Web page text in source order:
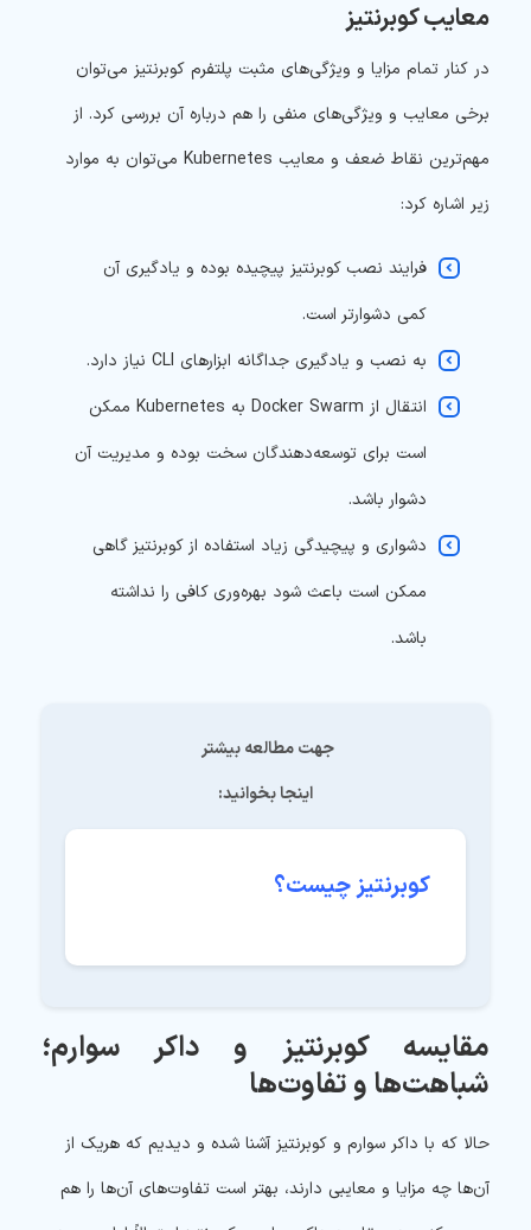
معایب کوبرنتیز
در کنار تمام مزایا و ویژگی‌های مثبت پلتفرم کوبرنتیز می‌توان
برخی معایب و ویژگی‌های منفی را هم درباره آن بررسی کرد. از
مهم‌ترین نقاط ضعف و معایب Kubernetes می‌توان به موارد
زیر اشاره کرد:
فرایند نصب کوبرنتیز پیچیده بوده و یادگیری آن
کمی دشوارتر است.
به نصب و یادگیری جداگانه ابزارهای CLI نیاز دارد.
انتقال از Docker Swarm به Kubernetes ممکن
است برای توسعه‌دهندگان سخت بوده و مدیریت آن
دشوار باشد.
دشواری و پیچیدگی زیاد استفاده از کوبرنتیز گاهی
ممکن است باعث شود بهره‌وری کافی را نداشته
باشد.
جهت مطالعه بیشتر
اینجا بخوانید:
کوبرنتیز چیست؟
مقایسه کوبرنتیز و داکر سوارم؛
شباهت‌ها و تفاوت‌ها
حالا که با داکر سوارم و کوبرنتیز آشنا شده و دیدیم که هریک از
آن‌ها چه مزایا و معایبی دارند، بهتر است تفاوت‌های آن‌ها را هم